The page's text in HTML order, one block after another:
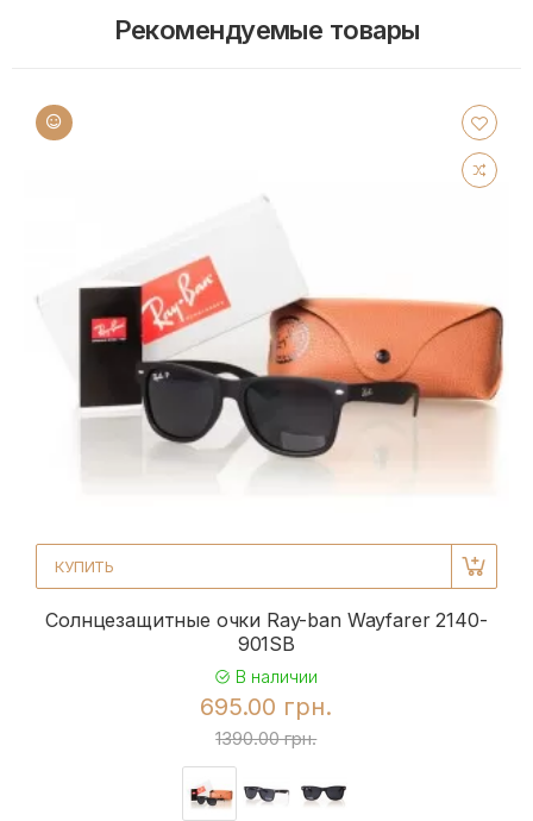
Рекомендуемые товары
КУПИТЬ
Солнцезащитные очки Ray-ban Wayfarer 2140-
901SB
В наличии
695.00 грн.
1390.00 грн.